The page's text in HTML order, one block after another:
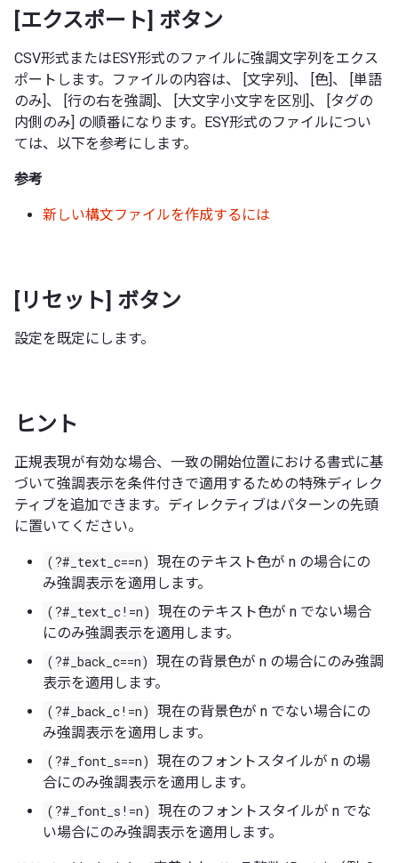
[エクスポート] ボタン
CSV形式またはESY形式のファイルに強調文字列をエクス
ポートします。ファイルの内容は、 [文字列]、 [色]、 [単語
のみ]、 [行の右を強調]、 [大文字小文字を区別]、 [タグの
内側のみ] の順番になります。ESY形式のファイルについ
ては、以下を参考にします。
参考
新しい構文ファイルを作成するには
[リセット] ボタン
設定を既定にします。
ヒント
正規表現が有効な場合、一致の開始位置における書式に基
づいて強調表示を条件付きで適用するための特殊ディレク
ティブを追加できます。ディレクティブはパターンの先頭
に置いてください。
(?#_text_c==n) 現在のテキスト色が n の場合にの
み強調表示を適用します。
(?#_text_c!=n) 現在のテキスト色が n でない場合
にのみ強調表示を適用します。
(?#_back_c==n) 現在の背景色が n の場合にのみ強調
表示を適用します。
(?#_back_c!=n) 現在の背景色が n でない場合にの
み強調表示を適用します。
(?#_font_s==n) 現在のフォントスタイルが n の場
合にのみ強調表示を適用します。
(?#_font_s!=n) 現在のフォントスタイルが n でな
い場合にのみ強調表示を適用します。